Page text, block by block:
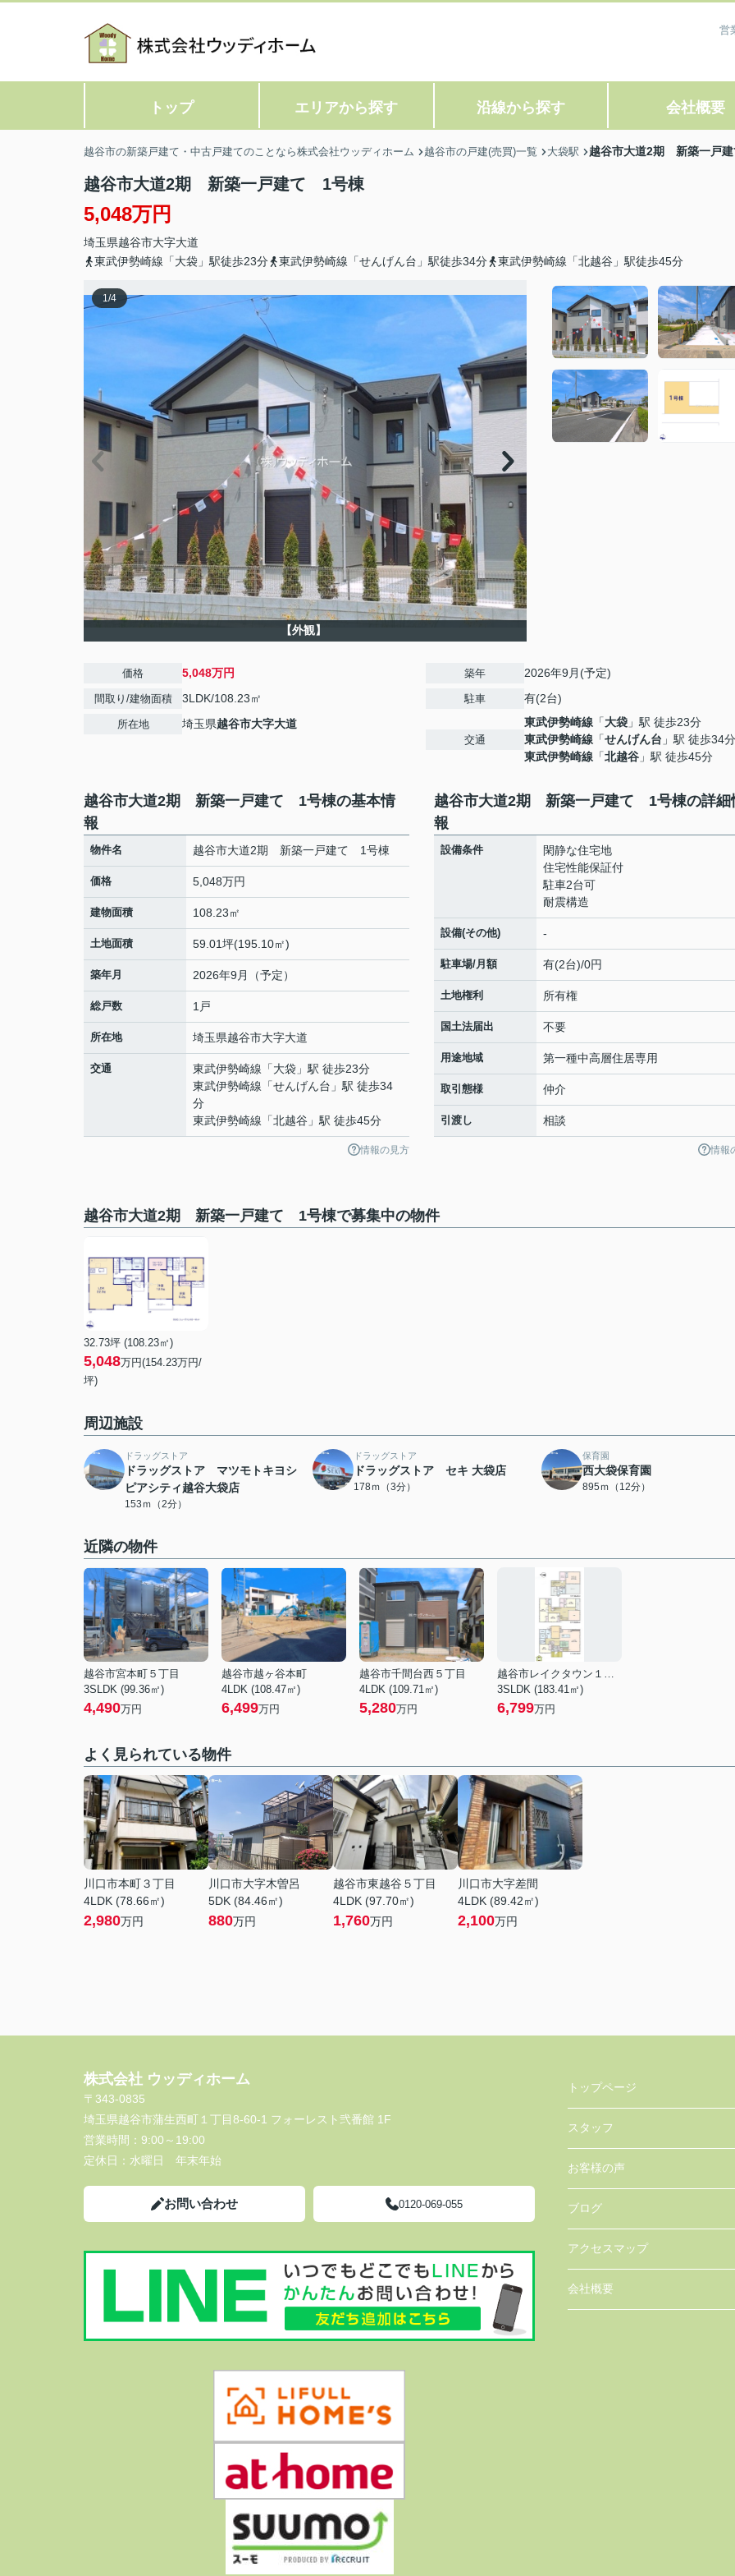
営
トップ エリアから探す 沿線から探す 会社概要
越谷市の新築戸建て・中古戸建てのことなら株式会社ウッディホーム 越谷市の戸建(売買)一覧 大袋駅 越谷市大道2期 新築一戸
越谷市大道2期 新築一戸建て 1号棟
5,048万円
埼玉県越谷市大字大道
東武伊勢崎線「大袋」駅徒歩23分
東武伊勢崎線「せんげん台」駅徒歩34分 東武伊勢崎線「北越谷」駅徒歩45分
1/4
【外観】
価格 5,048万円
間取り/建物面積 3LDK/108.23㎡
所在地 埼玉県越谷市大字大道
築年 2026年9月(予定)
駐車 有(2台)
交通
東武伊勢崎線 「大袋 」駅 徒歩23分
東武伊勢崎線 「せんげん台 」駅 徒歩34分
東武伊勢崎線 「北越谷 」駅 徒歩45分
越谷市大道2期 新築一戸建て 1号棟の基本情
報
物件名 越谷市大道2期 新築一戸建て 1号棟
価格 5,048万円
建物面積 108.23㎡
土地面積 59.01坪(195.10㎡)
築年月 2026年9月（予定）
総戸数 1戸
所在地 埼玉県越谷市大字大道
交通 東武伊勢崎線 「大袋 」駅 徒歩23分
東武伊勢崎線 「せんげん台 」駅 徒歩34
分
東武伊勢崎線 「北越谷 」駅 徒歩45分
情報の見方
越谷市大道2期 新築一戸建て 1号棟の詳細
報
設備条件
閑静な住宅地
住宅性能保証付
駐車2台可
耐震構造
設備(その他) -
駐車場/月額 有(2台)/0円
土地権利 所有権
国土法届出 不要
用途地域 第一種中高層住居専用
取引態様 仲介
引渡し 相談
情報
越谷市大道2期 新築一戸建て 1号棟で募集中の物件
32.73坪 (108.23㎡)
5,048万円(154.23万円/
坪)
周辺施設
ドラッグストア
ドラッグストア マツモトキヨシ
ピアシティ越谷大袋店
153ｍ（2分）
ドラッグストア
ドラッグストア セキ 大袋店
178ｍ（3分）
保育園
西大袋保育園
895ｍ（12分）
近隣の物件
越谷市宮本町５丁目
3SLDK (99.36㎡)
4,490万円
越谷市越ヶ谷本町
4LDK (108.47㎡)
6,499万円
越谷市千間台西５丁目
4LDK (109.71㎡)
5,280万円
越谷市レイクタウン１丁目
3SLDK (183.41㎡)
6,799万円
よく見られている物件
川口市本町３丁目
4LDK (78.66㎡)
2,980万円
川口市大字木曽呂
5DK (84.46㎡)
880万円
越谷市東越谷５丁目
4LDK (97.70㎡)
1,760万円
川口市大字差間
4LDK (89.42㎡)
2,100万円
株式会社 ウッディホーム
〒343-0835
埼玉県越谷市蒲生西町１丁目8-60-1 フォーレスト弐番館 1F
営業時間： 9:00～19:00
定休日： 水曜日 年末年始
お問い合わせ 0120-069-055
トップページ
スタッフ
お客様の声
ブログ
アクセスマップ
会社概要